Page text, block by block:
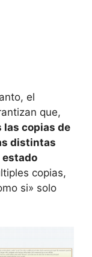
el
que,
las copias de
distintas
estado
copias,
si» solo